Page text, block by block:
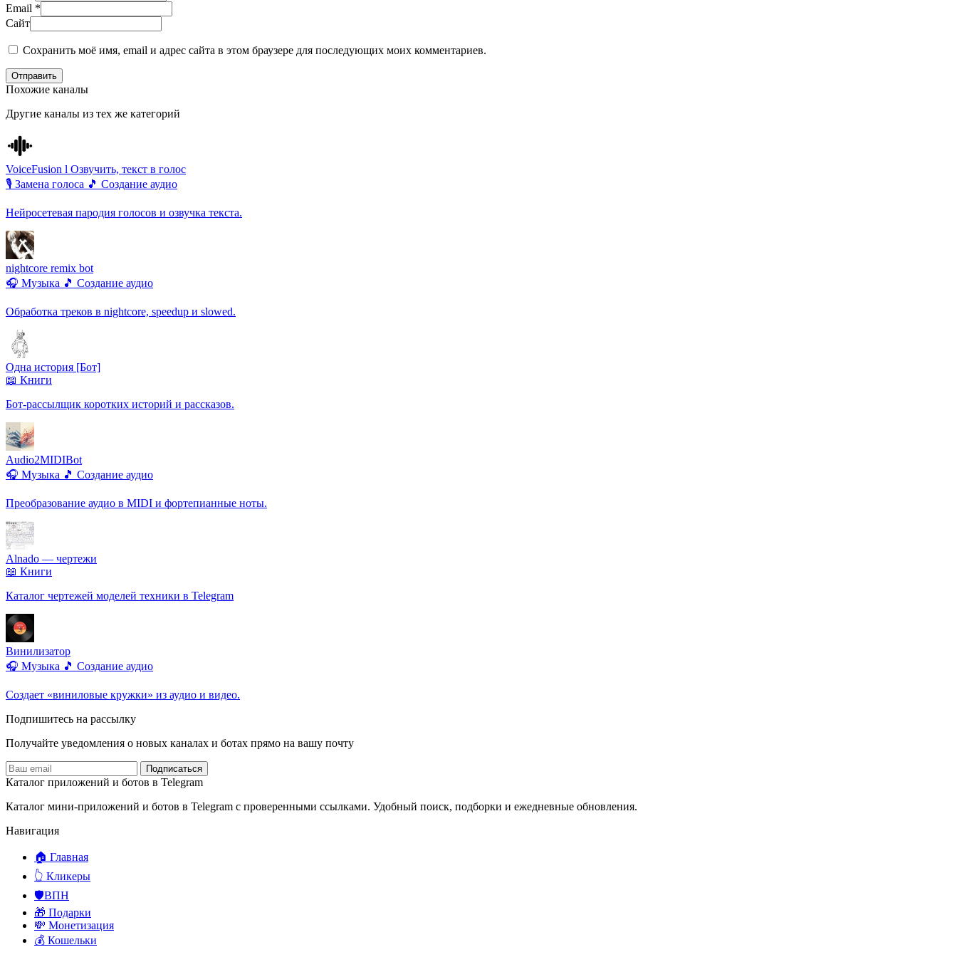
Email *
Сайт
Сохранить моё имя, email и адрес сайта в этом браузере для последующих моих комментариев.
Отправить
Похожие каналы
Другие каналы из тех же категорий
VoiceFusion l Озвучить, текст в голос
🎙️ Замена голоса 🎵 Создание аудио
Нейросетевая пародия голосов и озвучка текста.
nightcore remix bot
🎧 Музыка 🎵 Создание аудио
Обработка треков в nightcore, speedup и slowed.
Одна история [Бот]
📖 Книги
Бот-рассылщик коротких историй и рассказов.
Audio2MIDIBot
🎧 Музыка 🎵 Создание аудио
Преобразование аудио в MIDI и фортепианные ноты.
Alnado — чертежи
📖 Книги
Каталог чертежей моделей техники в Telegram
Винилизатор
🎧 Музыка 🎵 Создание аудио
Создает «виниловые кружки» из аудио и видео.
Подпишитесь на рассылку
Получайте уведомления о новых каналах и ботаx прямо на вашу почту
Подписаться
Каталог приложений и ботов в Telegram
Каталог мини-приложений и ботов в Telegram с проверенными ссылками. Удобный поиск, подборки и ежедневные обновления.
Навигация
🏠 Главная
👆 Кликеры
🛡️ВПН
🎁 Подарки
💸 Монетизация
💰 Кошельки